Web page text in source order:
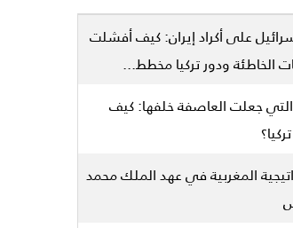
على أكراد إيران: كيف أفشلت
الخاطئة ودور تركيا مخطط...
التي جعلت العاصفة خلفها: كيف
المغربية في عهد الملك محمد